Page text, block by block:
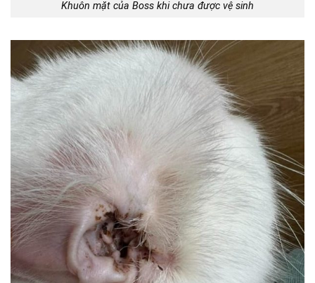
Khuôn mặt của Boss khi chưa được vệ sinh